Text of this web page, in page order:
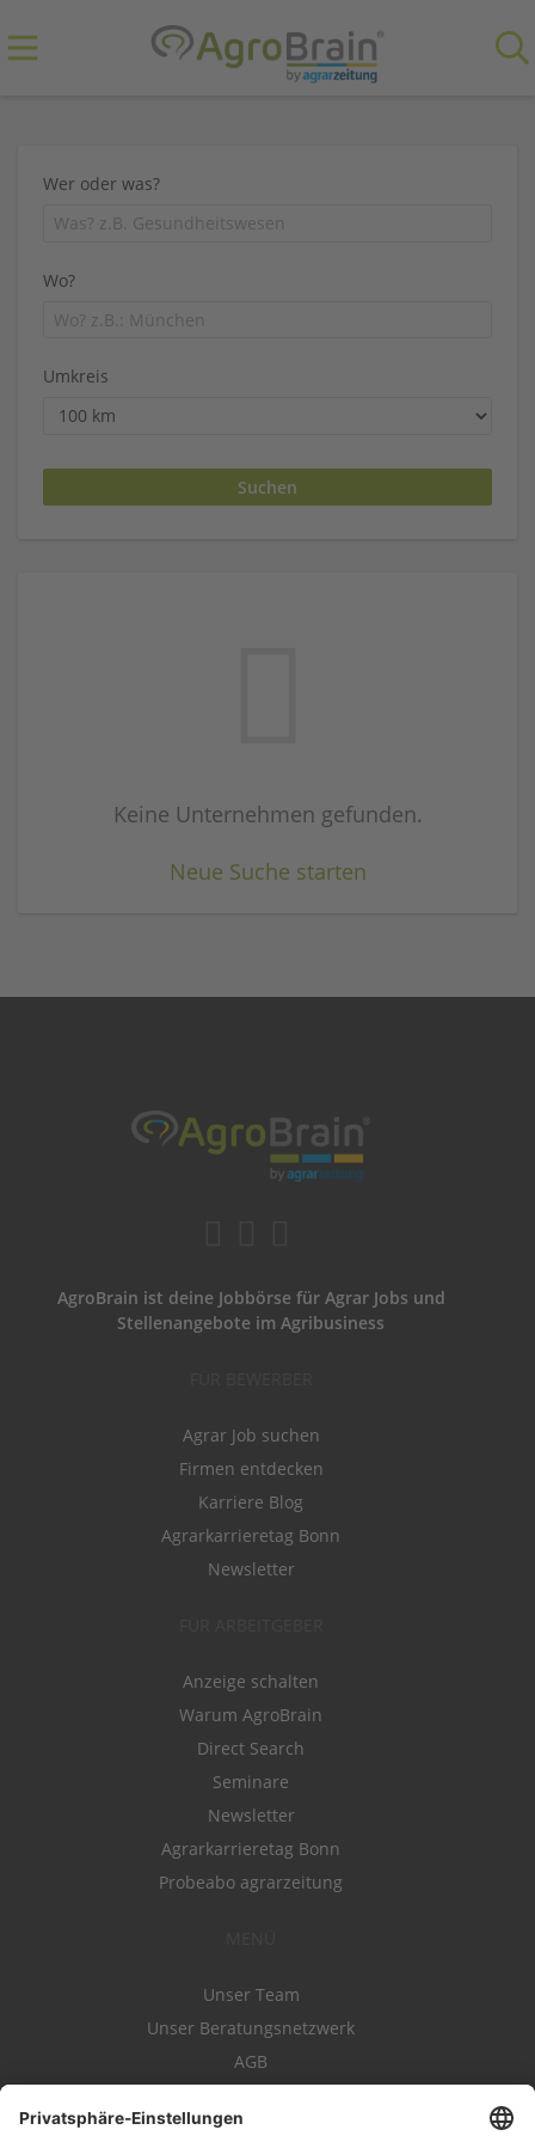
Wer oder was?
Wo?
Umkreis
Keine Unternehmen gefunden.
Neue Suche starten
AgroBrain ist deine Jobbörse für Agrar Jobs und
Stellenangebote im Agribusiness
Agrar Job suchen
Firmen entdecken
Karriere Blog
Agrarkarrieretag Bonn
Newsletter
Anzeige schalten
Warum AgroBrain
Direct Search
Seminare
Newsletter
Agrarkarrieretag Bonn
Probeabo agrarzeitung
Unser Team
Unser Beratungsnetzwerk
AGB
Datenschutz